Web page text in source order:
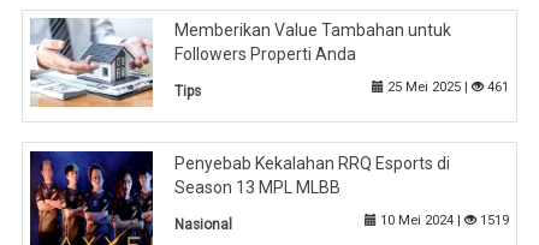
Memberikan Value Tambahan untuk
Followers Properti Anda
Tips 25 Mei 2025 | 461
Penyebab Kekalahan RRQ Esports di
Season 13 MPL MLBB
Nasional 10 Mei 2024 | 1519